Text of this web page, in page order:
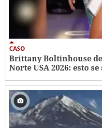
CASO
Brittany Boltinhouse
Norte USA 2026: esto